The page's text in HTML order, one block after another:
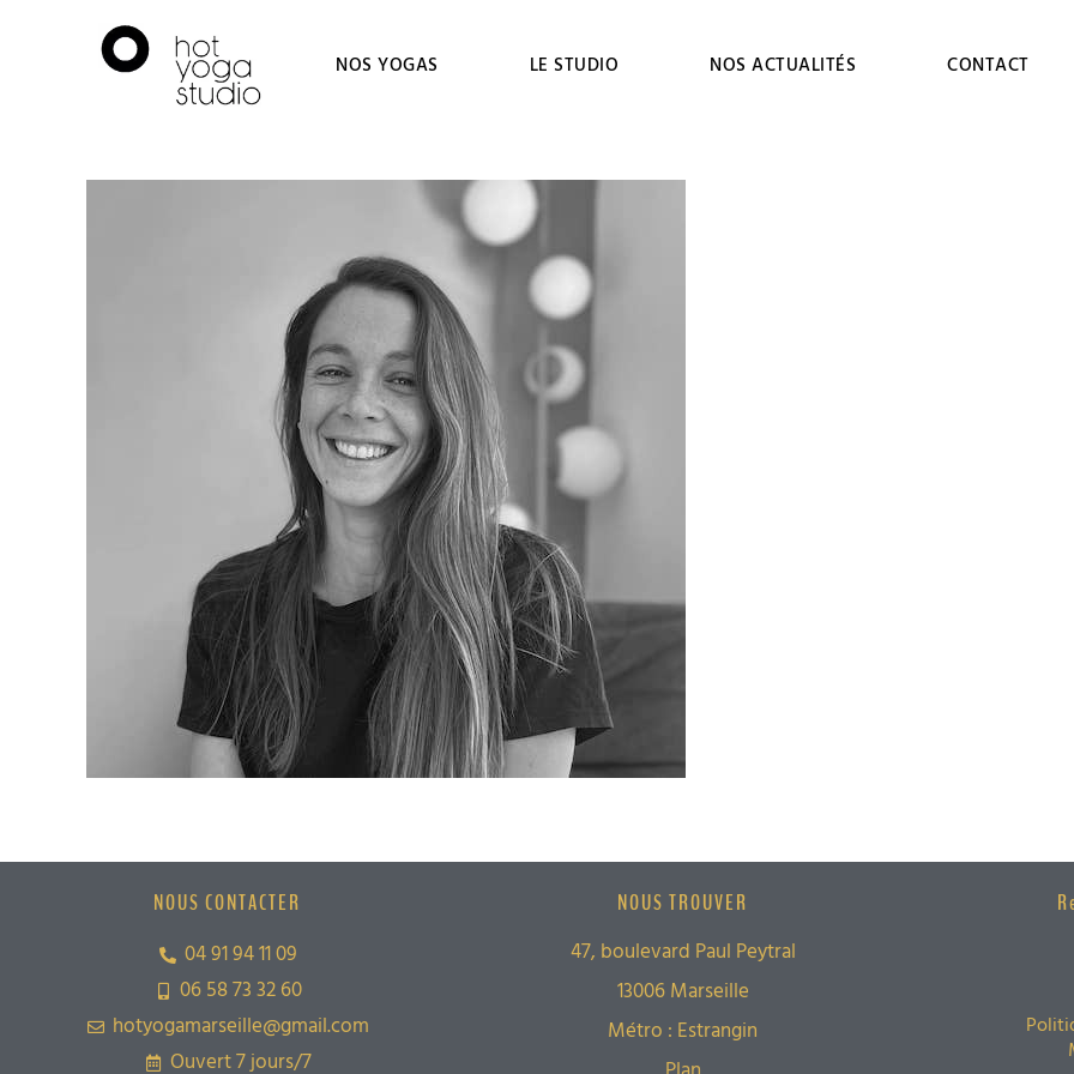
NOS YOGAS LE STUDIO NOS ACTUALITÉS CONTACT
NOUS CONTACTER
04 91 94 11 09
06 58 73 32 60
hotyogamarseille@gmail.com
Ouvert 7 jours/7
NOUS TROUVER
47, boulevard Paul Peytral
13006 Marseille
Métro : Estrangin